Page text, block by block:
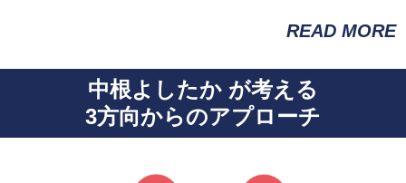
READ MORE
中根よしたか が考える
3方向からのアプローチ